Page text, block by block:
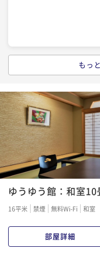
【食事処】お肉が大
品』LOVELOVE肉を食
二食付き 現地決済可 事前
【食事処】活鮑×姿蟹
ＫＢグルメ会席（夢の
二食付き 現地決済可 事前
【食事処】福井への旅
二食付き 現地決済可 事前
【まつや千千で過ごす
♪千千のお祝いプラン
もっ
ゆうゆう館：和室10
16平米 禁煙 無料Wi-Fi 和室
部屋詳細